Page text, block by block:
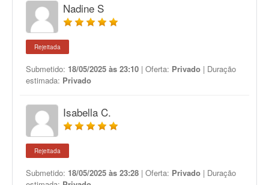
Nadine S
Rejeitada
Submetido: 18/05/2025 às 23:10 | Oferta: Privado | Duração
estimada: Privado
Isabella C.
Rejeitada
Submetido: 18/05/2025 às 23:28 | Oferta: Privado | Duração